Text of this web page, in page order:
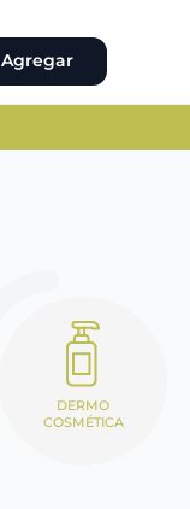
Agregar
DERMO
COSMÉTICA